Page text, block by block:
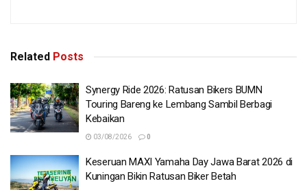
Related Posts
Synergy Ride 2026: Ratusan Bikers BUMN
Touring Bareng ke Lembang Sambil Berbagi
Kebaikan
03/08/2026 0
Keseruan MAXI Yamaha Day Jawa Barat 2026 di
Kuningan Bikin Ratusan Biker Betah